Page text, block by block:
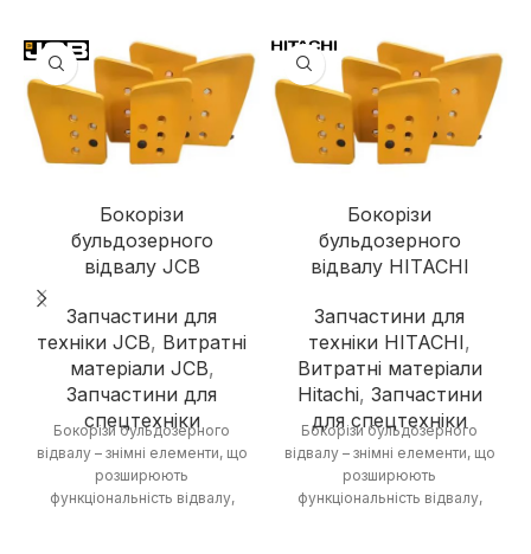
Бокорізи
бульдозерного
відвалу JCB
Запчастини для
техніки JCB, Витратні
матеріали JCB,
Запчастини для
спецтехніки
Бокорізи бульдозерного
відвалу – знімні елементи, що
розширюють
функціональність відвалу,
Бокорізи
бульдозерного
відвалу HITACHI
Запчастини для
техніки HITACHI,
Витратні матеріали
Hitachi, Запчастини
для спецтехніки
Бокорізи бульдозерного
відвалу – знімні елементи, що
розширюють
функціональність відвалу,